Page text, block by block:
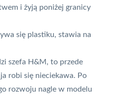
i żyją poniżej granicy
się plastiku, stawia na
szefa H&M, to przede
robi się nieciekawa. Po
rozwoju nagle w modelu